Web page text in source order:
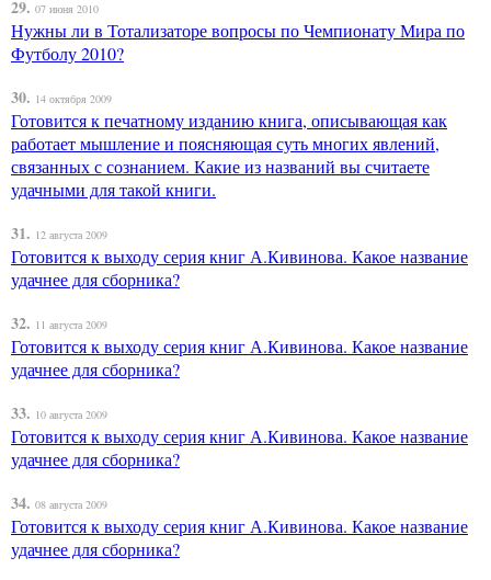
29. 07 июня 2010
Нужны ли в Тотализаторе вопросы по Чемпионату Мира по
Футболу 2010?
30. 14 октября 2009
Готовится к печатному изданию книга, описывающая как
работает мышление и поясняющая суть многих явлений,
связанных с сознанием. Какие из названий вы считаете
удачными для такой книги.
31. 12 августа 2009
Готовится к выходу серия книг А.Кивинова. Какое название
удачнее для сборника?
32. 11 августа 2009
Готовится к выходу серия книг А.Кивинова. Какое название
удачнее для сборника?
33. 10 августа 2009
Готовится к выходу серия книг А.Кивинова. Какое название
удачнее для сборника?
34. 08 августа 2009
Готовится к выходу серия книг А.Кивинова. Какое название
удачнее для сборника?